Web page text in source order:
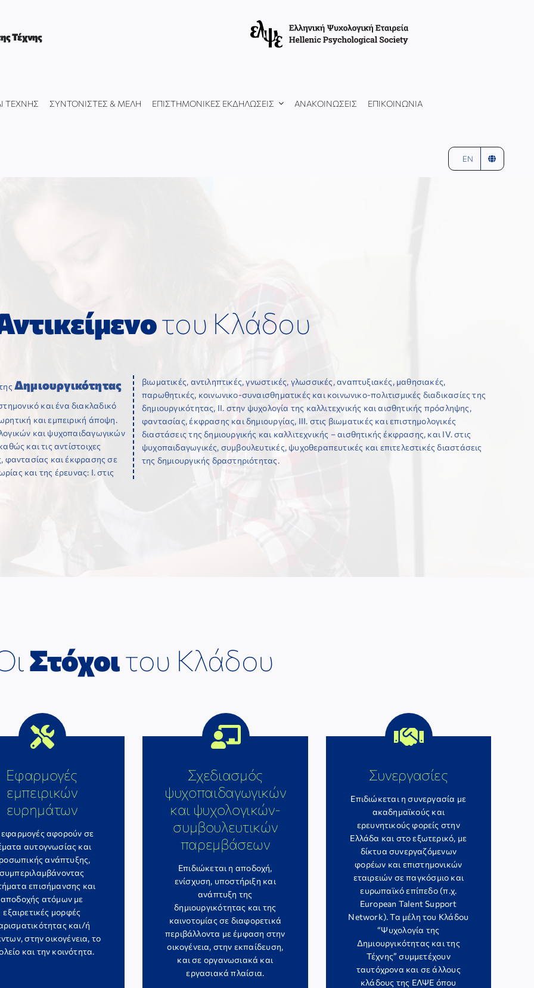
Τέχνης
ΤΕΧΝΗΣ ΣΥΝΤΟΝΙΣΤΕΣ & ΜΕΛΗ ΕΠΙΣΤΗΜΟΝΙΚΕΣ ΕΚΔΗΛΩΣΕΙΣ ΑΝΑΚΟΙΝΩΣΕΙΣ ΕΠΙΚΟΙΝΩΝΙΑ
EN
του Κλάδου
ςΔημιουργικότητας
και ένα διακλαδικό
και εμπειρική άποψη.
και ψυχοπαιδαγωγικών
και τις αντίστοιχες
φαντασίας και έκφρασης σε
και της έρευνας: Ι. στις
βιωματικές, αντιληπτικές, γνωστικές, γλωσσικές, αναπτυξιακές, μαθησιακές,
παρωθητικές, κοινωνικο-συναισθηματικές και κοινωνικο-πολιτισμικές διαδικασίες της
δημιουργικότητας, ΙΙ. στην ψυχολογία της καλλιτεχνικής και αισθητικής πρόσληψης,
και επιστημολογικές
έκφρασης, και ΙV. στις
διαστάσεις
της δημιουργικής δραστηριότητας.
Στόχοιτου Κλάδου
Εφαρμογές
εμπειρικών
ευρημάτων
εφαρμογές αφορούν σε
αυτογνωσίας και
ανάπτυξης,
επισήμανσης και
αποδοχής ατόμων με
εξαιρετικές μορφές
και/ή
στην οικογένεια, το
και την κοινότητα.
Σχεδιασμός
ψυχοπαιδαγωγικών
και ψυχολογικών-
συμβουλευτικών
παρεμβάσεων
Επιδιώκεται η αποδοχή,
ενίσχυση, υποστήριξη και
ανάπτυξη της
δημιουργικότητας και της
καινοτομίας σε διαφορετικά
περιβάλλοντα με έμφαση στην
οικογένεια, στην εκπαίδευση,
και σε οργανωσιακά και
εργασιακά πλαίσια.
Συνεργασίες
Επιδιώκεται η συνεργασία με
ακαδημαϊκούς και
ερευνητικούς φορείς στην
Ελλάδα και στο εξωτερικό, με
δίκτυα συνεργαζόμενων
φορέων και επιστημονικών
εταιρειών σε παγκόσμιο και
ευρωπαϊκό επίπεδο (π.χ.
European Talent Support
Network). Τα μέλη του Κλάδου
“Ψυχολογία της
Δημιουργικότητας και της
Τέχνης” συμμετέχουν
ταυτόχρονα και σε άλλους
κλάδους της ΕΛΨΕ όπου